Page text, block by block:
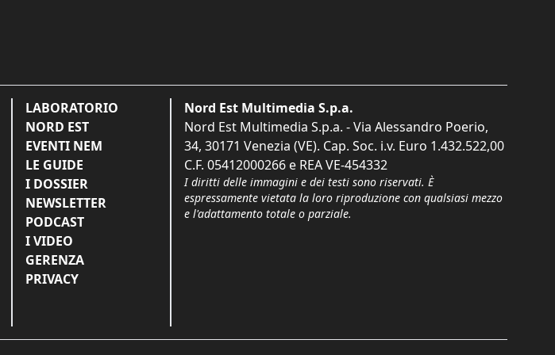
LABORATORIO
NORD EST
EVENTI NEM
LE GUIDE
I DOSSIER
NEWSLETTER
PODCAST
I VIDEO
GERENZA
PRIVACY
Nord Est Multimedia S.p.a.
Nord Est Multimedia S.p.a. - Via Alessandro Poerio,
34, 30171 Venezia (VE). Cap. Soc. i.v. Euro 1.432.522,00
C.F. 05412000266 e REA VE-454332
I diritti delle immagini e dei testi sono riservati. È
espressamente vietata la loro riproduzione con qualsiasi mezzo
e l'adattamento totale o parziale.